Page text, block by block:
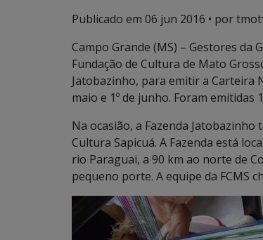
Publicado em 06 jun 2016 • por
Campo Grande (MS) – Gestores da
Fundação de Cultura de Mato
Jatobazinho, para emitir a Carteira
maio e 1º de junho. Foram emitidas
Na ocasião, a Fazenda
Cultura Sapicuá. A Fazenda está
rio Paraguai, a 90 km ao norte de
pequeno porte. A equipe da FCMS